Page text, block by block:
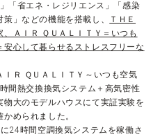
「省エネ・レジリエンス」「感染
」などの機能を搭載し、
ＴＨＥ
ＡＩＲ ＱＵＡＬＩＴＹ＝いつも
心して暮らせるストレスフリーな
Ｒ ＱＵＡＬＩＴＹ～いつも空気
間熱交換換気システム＋高気密性
大のモデルハウスにて実証実験を
められました。
24時間空調換気システムを稼働さ